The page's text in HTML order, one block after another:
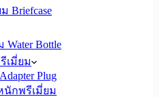
Briefcase
Bottle
เมี่ยม
Plug
นักพรีเมี่ยม